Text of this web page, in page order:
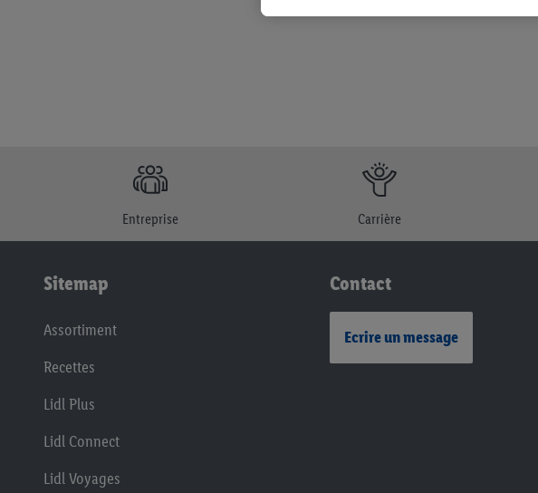
Entreprise Carrière
Sitemap
Assortiment
Recettes
Lidl Plus
Lidl Connect
Lidl Voyages
Contact
Ecrire un message